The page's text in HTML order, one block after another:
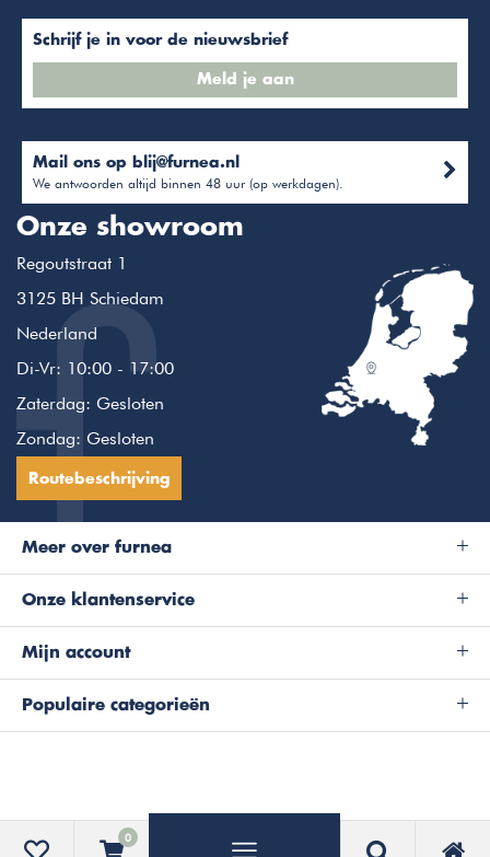
Schrijf je in voor de nieuwsbrief
Meld je aan
Mail ons op blij@furnea.nl
We antwoorden altijd binnen 48 uur (op werkdagen).
Onze showroom
Regoutstraat 1
3125 BH Schiedam
Nederland
Di-Vr: 10:00 - 17:00
Zaterdag: Gesloten
Zondag: Gesloten
Routebeschrijving
Meer over furnea
Onze klantenservice
Populaire categorieën
Mijn account
0